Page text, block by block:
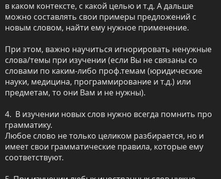
в каком контексте, с какой целью и т.д. А дальше
можно составлять свои примеры предложений с
новым словом, найти ему нужное применение.
При этом, важно научиться игнорировать ненужные
слова/темы при изучении (если Вы не связаны со
словами по каким-либо проф.темам (юридические
науки, медицина, программирование и т.д.) или
предметам, то они Вам и не нужны).
4.  В изучении новых слов нужно всегда помнить про
грамматику.
Любое слово не только целиком разбирается, но и
имеет свои грамматические правила, которые ему
соответствуют.